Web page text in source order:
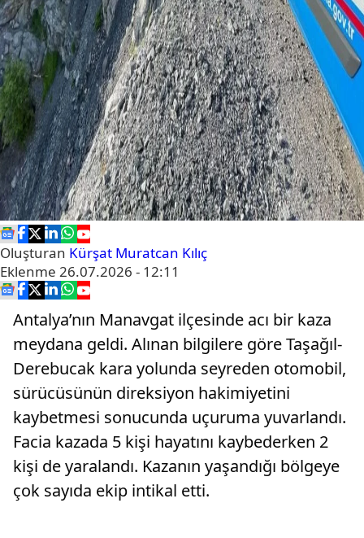
Oluşturan Kürşat Muratcan Kılıç
Eklenme 26.07.2026 - 12:11
Antalya’nın Manavgat ilçesinde acı bir kaza
meydana geldi. Alınan bilgilere göre Taşağıl-
Derebucak kara yolunda seyreden otomobil,
sürücüsünün direksiyon hakimiyetini
kaybetmesi sonucunda uçuruma yuvarlandı.
Facia kazada 5 kişi hayatını kaybederken 2
kişi de yaralandı. Kazanın yaşandığı bölgeye
çok sayıda ekip intikal etti.